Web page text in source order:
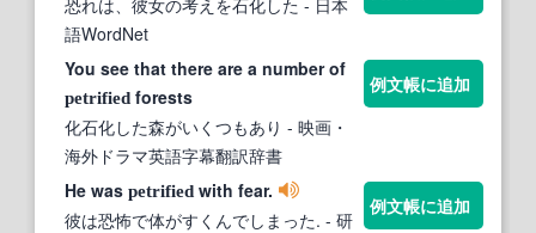
語WordNet
You see that there are a number of
petrified forests
化石化した森がいくつもあり - 映画・
海外ドラマ英語字幕翻訳辞書
例文帳に追加
He was petrified with fear.
彼は恐怖で体がすくんでしまった. - 研
例文帳に追加